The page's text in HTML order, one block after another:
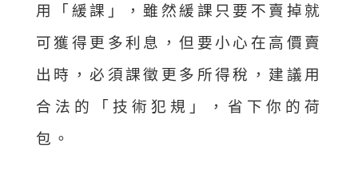
用「緩課」，雖然緩課只要不賣掉就
可獲得更多利息，但要小心在高價賣
出時，必須課徵更多所得稅，建議用
合法的「技術犯規」，省下你的荷
包。